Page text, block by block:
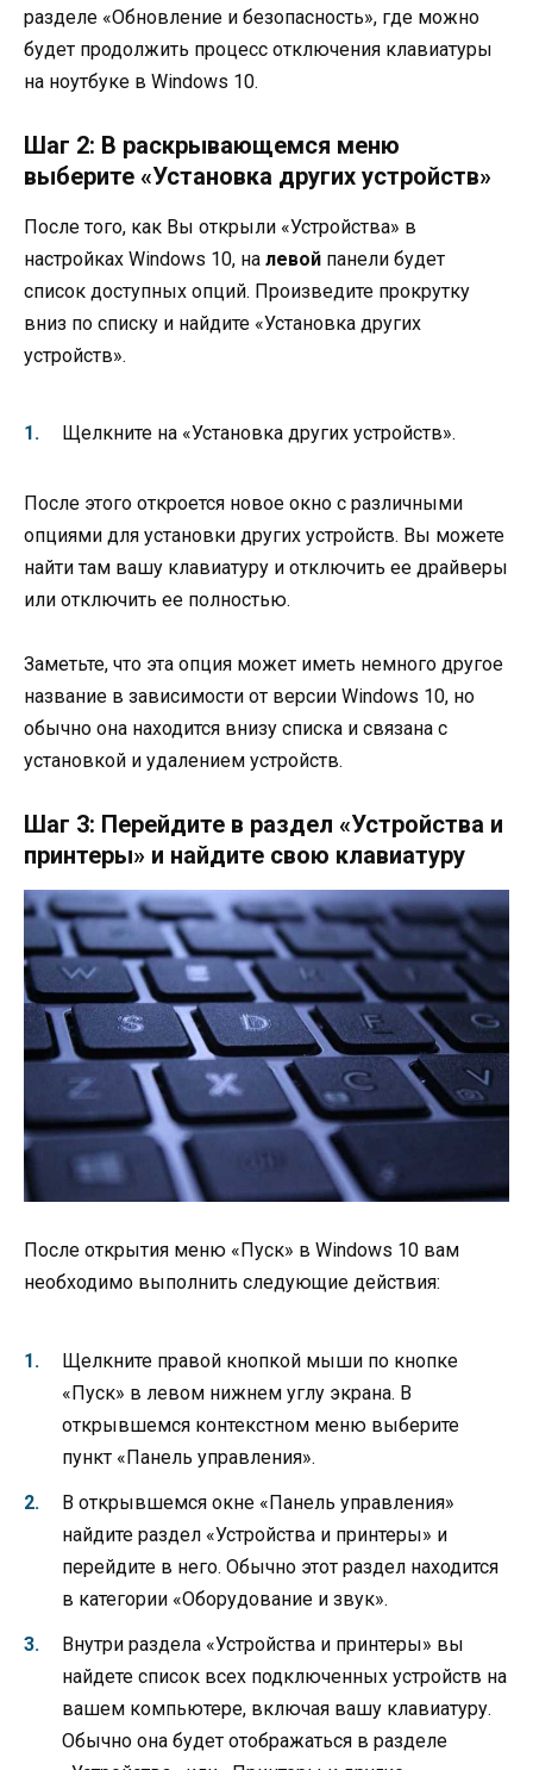
разделе «Обновление и безопасность», где можно
будет продолжить процесс отключения клавиатуры
на ноутбуке в Windows 10.
Шаг 2: В раскрывающемся меню
выберите «Установка других устройств»
После того, как Вы открыли «Устройства» в
настройках Windows 10, на левой панели будет
список доступных опций. Произведите прокрутку
вниз по списку и найдите «Установка других
устройств».
Щелкните на «Установка других устройств».
После этого откроется новое окно с различными
опциями для установки других устройств. Вы можете
найти там вашу клавиатуру и отключить ее драйверы
или отключить ее полностью.
Заметьте, что эта опция может иметь немного другое
название в зависимости от версии Windows 10, но
обычно она находится внизу списка и связана с
установкой и удалением устройств.
Шаг 3: Перейдите в раздел «Устройства и
принтеры» и найдите свою клавиатуру
После открытия меню «Пуск» в Windows 10 вам
необходимо выполнить следующие действия:
Щелкните правой кнопкой мыши по кнопке
«Пуск» в левом нижнем углу экрана. В
открывшемся контекстном меню выберите
пункт «Панель управления».
В открывшемся окне «Панель управления»
найдите раздел «Устройства и принтеры» и
перейдите в него. Обычно этот раздел находится
в категории «Оборудование и звук».
Внутри раздела «Устройства и принтеры» вы
найдете список всех подключенных устройств на
вашем компьютере, включая вашу клавиатуру.
Обычно она будет отображаться в разделе